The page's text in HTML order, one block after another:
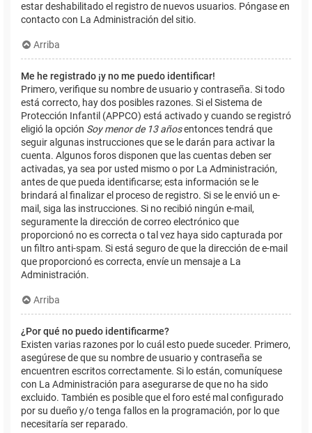
estar deshabilitado el registro de nuevos usuarios. Póngase en
contacto con La Administración del sitio.
Arriba
Me he registrado ¡y no me puedo identificar!
Primero, verifique su nombre de usuario y contraseña. Si todo
está correcto, hay dos posibles razones. Si el Sistema de
Protección Infantil (APPCO) está activado y cuando se registró
eligió la opción Soy menor de 13 añosentonces tendrá que
seguir algunas instrucciones que se le darán para activar la
cuenta. Algunos foros disponen que las cuentas deben ser
activadas, ya sea por usted mismo o por La Administración,
antes de que pueda identificarse; esta información se le
brindará al finalizar el proceso de registro. Si se le envió un e-
mail, siga las instrucciones. Si no recibió ningún e-mail,
seguramente la dirección de correo electrónico que
proporcionó no es correcta o tal vez haya sido capturada por
un filtro anti-spam. Si está seguro de que la dirección de e-mail
que proporcionó es correcta, envíe un mensaje a La
Administración.
Arriba
¿Por qué no puedo identificarme?
Existen varias razones por lo cuál esto puede suceder. Primero,
asegúrese de que su nombre de usuario y contraseña se
encuentren escritos correctamente. Si lo están, comuníquese
con La Administración para asegurarse de que no ha sido
excluido. También es posible que el foro esté mal configurado
por su dueño y/o tenga fallos en la programación, por lo que
necesitaría ser reparado.